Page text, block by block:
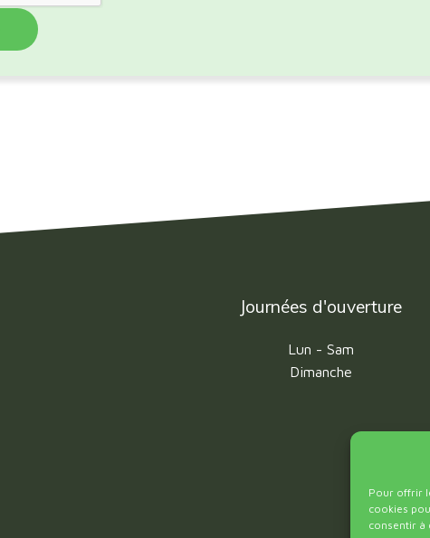
Pour offrir
cookies
consentir à
Journées d'ouverture
Lun - Sam
Dimanche